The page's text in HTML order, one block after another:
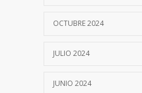
OCTUBRE 2024
JULIO 2024
JUNIO 2024